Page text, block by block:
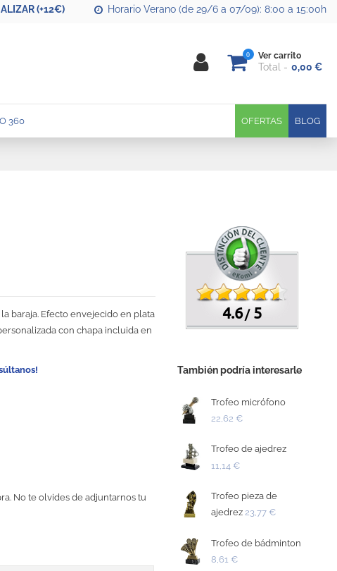
(+12€) Horario Verano (de 29/6 a 07/09): 8:00 a 15:00h
0 Ver carrito
Total 0,00 €
BLOG
360 OFERTAS
baraja. Efecto envejecido en plata
con chapa incluida en
No te olvides de adjuntarnos tu
4.6 /5
También podría interesarle
Trofeo micrófono
22,62 €
Trofeo de ajedrez
11,14 €
Trofeo pieza de
ajedrez 23,77 €
Trofeo de bádminton
8,61 €